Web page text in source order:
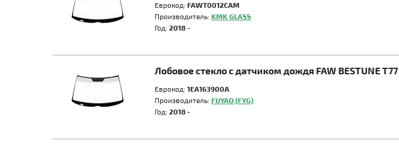
Еврокод: FAWT0012CAM
Производитель: KMK GLASS
Год: 2018 -
Лобовое стекло с датчиком дождя FAW BESTUNE T77
Еврокод: 1EA163900A
Производитель: FUYAO (FYG)
Год: 2018 -